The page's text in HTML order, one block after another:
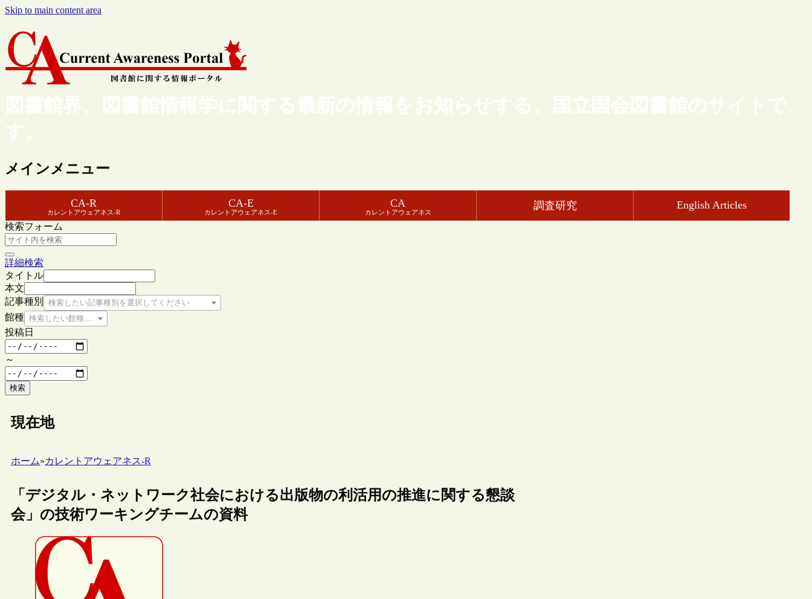
Skip to main content area
図書館界、図書館情報学に関する最新の情報をお知らせする、国立国会図書館のサイトで
す。
メインメニュー
CA-R
カレントアウェアネス-R
CA-E
カレントアウェアネス-E
CA
カレントアウェアネス
調査研究 English Articles
検索フォーム
詳細検索
タイトル
本文
記事種別
検索したい記事種別を選択してください
館種 検索したい館種を選択してください
投稿日
～
検索
現在地
ホーム»カレントアウェアネス-R
「デジタル・ネットワーク社会における出版物の利活用の推進に関する懇談
会」の技術ワーキングチームの資料